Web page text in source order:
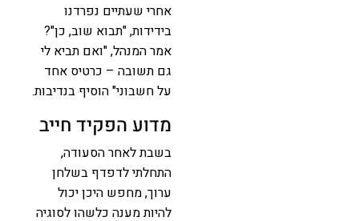
אחרי שעתיים נפרדנו
בידידות, "תבוא שוב, כן"?
אמר המנהל, "ואם תביא לי
גם תשובה – כרטיס אחד
על חשבוני" הוסיף בנדיבות.
מדוע הפקיד חייב
בשבת לאחר הסעודה,
התחלתי לדפדף בשלחן
ערוך, מחפש היכן יכול
להיות מענה כלשהו לסוגיה